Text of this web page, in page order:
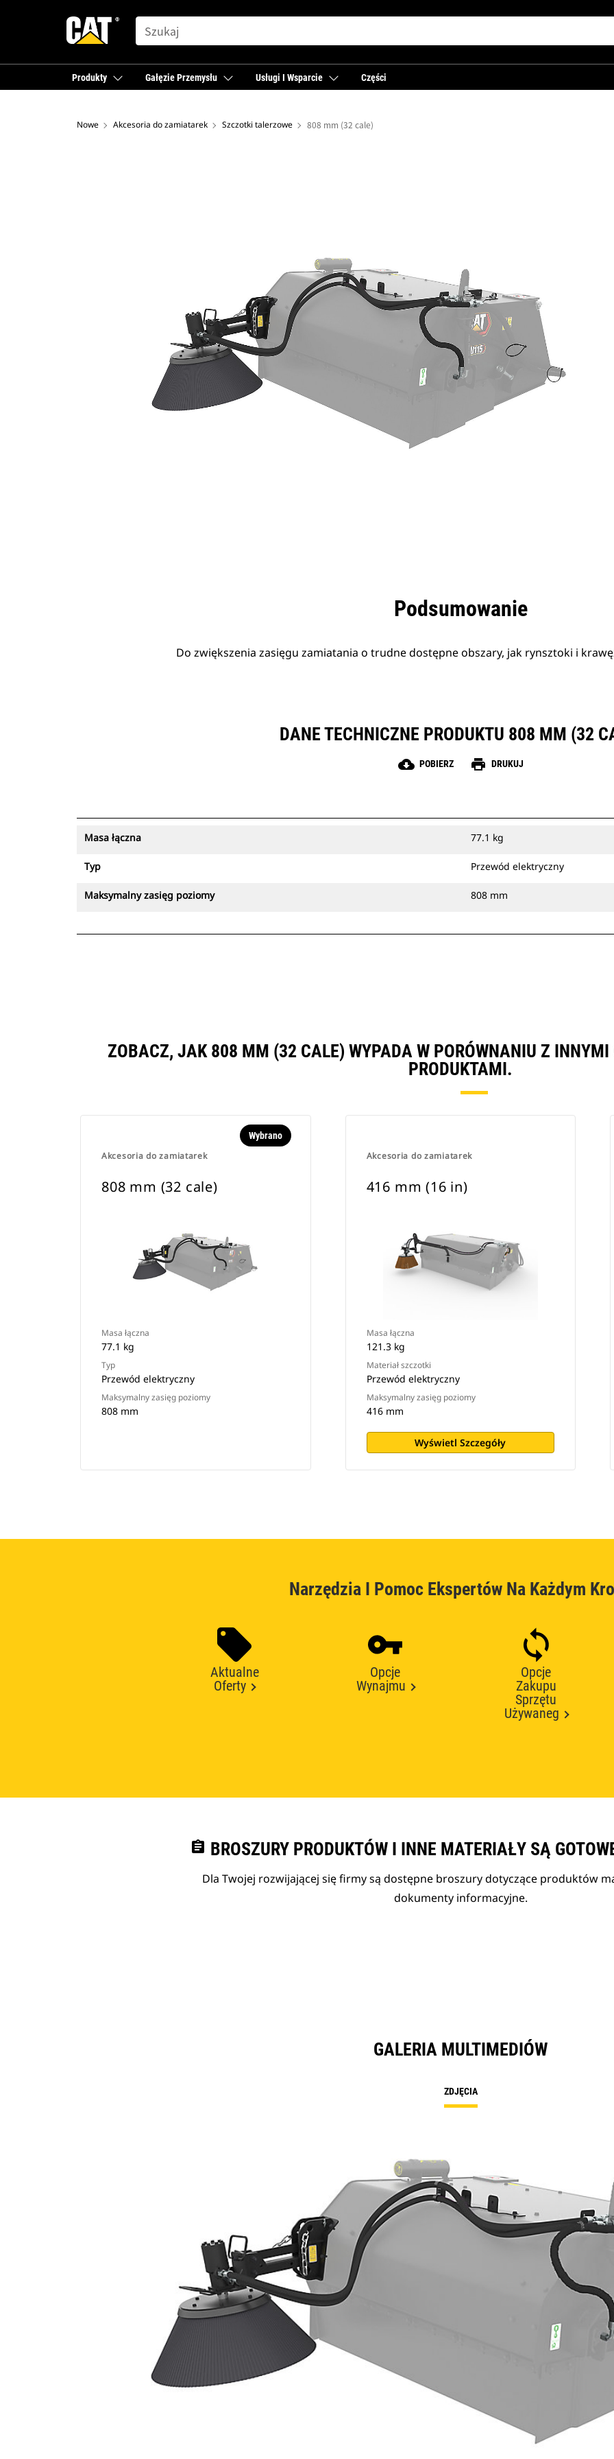
SEARCH
Produkty Gałęzie Przemysłu Usługi I Wsparcie Części
Nowe Akcesoria do zamiatarek Szczotki talerzowe 808 mm (32 cale)
Podsumowanie
Do zwiększenia zasięgu zamiatania o trudne dostępne obszary, jak rynsztoki i
DANE TECHNICZNE PRODUKTU 808 MM (32
cloud_download POBIERZ print DRUKUJ
Masa łączna 77.1 kg
Typ Przewód elektryczny
Maksymalny zasięg poziomy 808 mm
ZOBACZ, JAK 808 MM (32 CALE) WYPADA W PORÓWNANIU Z INNYMI
PRODUKTAMI.
Akcesoria do zamiatarek
Wybrano
808 mm (32 cale)
Masa łączna
77.1 kg
Typ
Przewód elektryczny
Maksymalny zasięg poziomy
808 mm
Akcesoria do zamiatarek
416 mm (16 in)
Masa łączna
121.3 kg
Materiał szczotki
Przewód elektryczny
Maksymalny zasięg poziomy
416 mm
Wyświetl Szczegóły
Narzędzia I Pomoc Ekspertów Na Każdym
Aktualne
Oferty
Opcje
Wynajmu
Opcje
Zakupu
Sprzętu
Używaneg
assignment BROSZURY PRODUKTÓW I INNE MATERIAŁY SĄ
Dla Twojej rozwijającej się firmy są dostępne broszury dotyczące produktów
dokumenty informacyjne.
GALERIA MULTIMEDIÓW
ZDJĘCIA